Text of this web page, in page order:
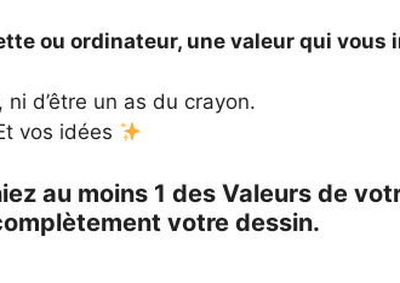
ou ordinateur, une valeur qui vous
d’être un as du crayon.
vos idées
au moins 1 des Valeurs de
votre dessin.